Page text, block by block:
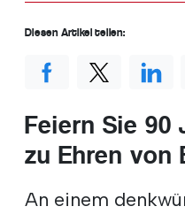
Feiern Sie 90
zu Ehren von
An einem
Diesen Artikel teilen: